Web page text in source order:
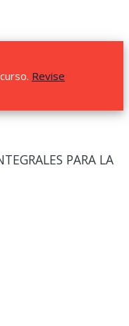
Revise
PARA LA